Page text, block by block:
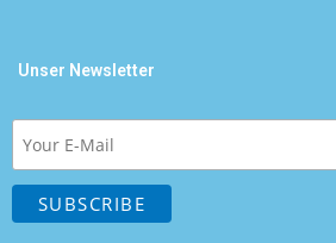
Unser Newsletter